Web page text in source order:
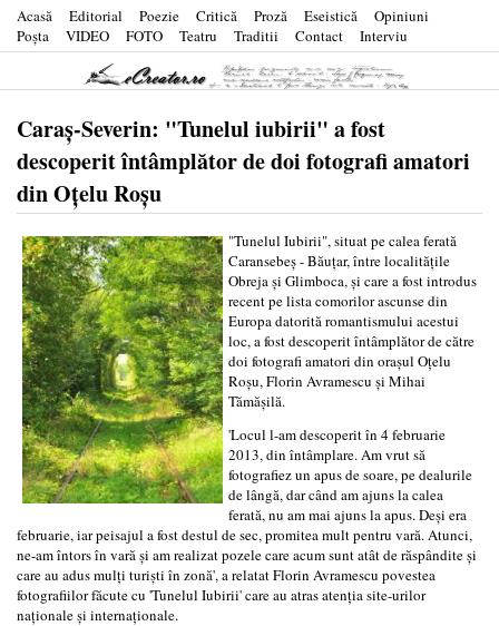
Acasă Editorial Poezie Critică Proză Eseistică
Opiniuni
Poşta
VIDEO FOTO Teatru Traditii Contact Interviu
Caraș-Severin: "Tunelul iubirii" a fost
descoperit întâmplător de doi fotografi amatori
din Oțelu Roșu
"Tunelul Iubirii", situat pe calea ferată
Caransebeș - Băuțar, între localitățile
Obreja și Glimboca, și care a fost introdus
recent pe lista comorilor ascunse din
Europa datorită romantismului acestui
loc, a fost descoperit întâmplător de către
doi fotografi amatori din orașul Oțelu
Roșu, Florin Avramescu și Mihai
Tămășilă.
'Locul l-am descoperit în 4 februarie
2013, din întâmplare. Am vrut să
fotografiez un apus de soare, pe dealurile
de lângă, dar când am ajuns la calea
ferată, nu am mai ajuns la apus. Deși era
februarie, iar peisajul a fost destul de sec, promitea mult pentru vară. Atunci,
ne-am întors în vară și am realizat pozele care acum sunt atât de răspândite și
care au adus mulți turiști în zonă', a relatat Florin Avramescu povestea
fotografiilor făcute cu 'Tunelul Iubirii' care au atras atenția site-urilor
naționale și internaționale.